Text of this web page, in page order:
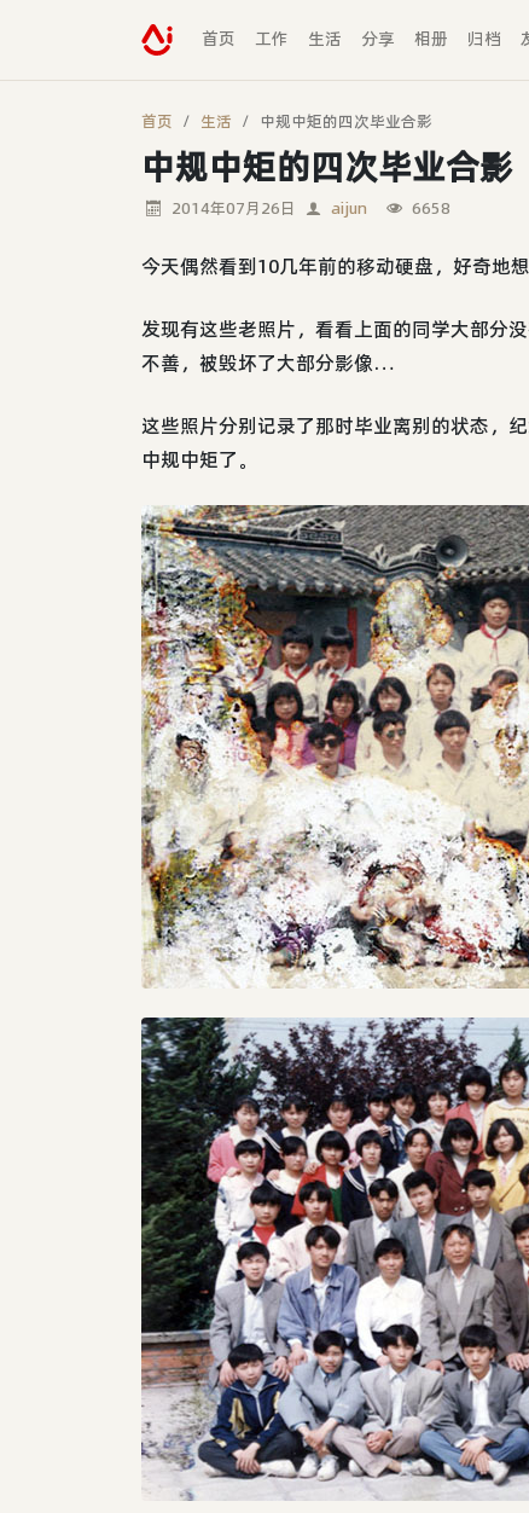
首页 工作 生活 分享 相册 归档
首页 生活 中规中矩的四次毕业合影
中规中矩的四次毕业合影
2014年07月26日 aijun 6658
今天偶然看到10几年前的移动硬盘，好奇地
发现有这些老照片，看看上面的同学大部分
不善，被毁坏了大部分影像…
这些照片分别记录了那时毕业离别的状态，
中规中矩了。